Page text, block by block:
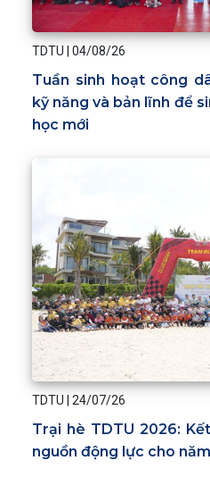
TDTU 04/08/26
Tuần sinh hoạt công
kỹ năng và bản lĩnh để
học mới
TDTU 24/07/26
Trại hè TDTU 2026:
nguồn động lực cho